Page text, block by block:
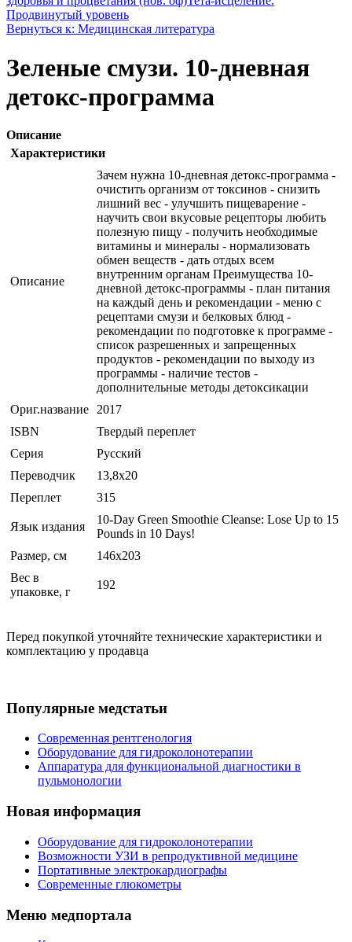
Продвинутый уровень
Вернуться к: Медицинская литература
Зеленые смузи. 10-дневная
детокс-программа
Описание
Характеристики
Описание
Зачем нужна 10-дневная детокс-программа -
очистить организм от токсинов - снизить
лишний вес - улучшить пищеварение -
научить свои вкусовые рецепторы любить
полезную пищу - получить необходимые
витамины и минералы - нормализовать
обмен веществ - дать отдых всем
внутренним органам Преимущества 10-
дневной детокс-программы - план питания
на каждый день и рекомендации - меню с
рецептами смузи и белковых блюд -
рекомендации по подготовке к программе -
список разрешенных и запрещенных
продуктов - рекомендации по выходу из
программы - наличие тестов -
дополнительные методы детоксикации
Ориг.название
2017
ISBN
Твердый переплет
Серия
Русский
Переводчик
13,8x20
Переплет
315
Язык издания
10-Day Green Smoothie Cleanse: Lose Up to 15
Pounds in 10 Days!
Размер, см
146x203
Вес в
упаковке, г
192
Перед покупкой уточняйте технические характеристики и
комплектацию у продавца
Популярные медстатьи
Современная рентгенология
Оборудование для гидроколонотерапии
Аппаратура для функциональной диагностики в
пульмонологии
Новая информация
Оборудование для гидроколонотерапии
Возможности УЗИ в репродуктивной медицине
Портативные электрокардиографы
Современные глюкометры
Меню медпортала